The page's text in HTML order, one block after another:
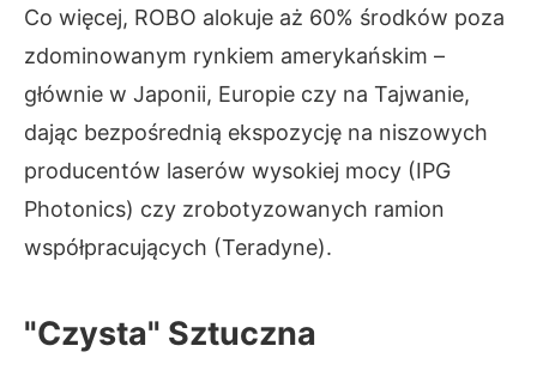
Co więcej, ROBO alokuje aż 60% środków poza
zdominowanym rynkiem amerykańskim –
głównie w Japonii, Europie czy na Tajwanie,
dając bezpośrednią ekspozycję na niszowych
producentów laserów wysokiej mocy (IPG
Photonics) czy zrobotyzowanych ramion
współpracujących (Teradyne).
"Czysta" Sztuczna